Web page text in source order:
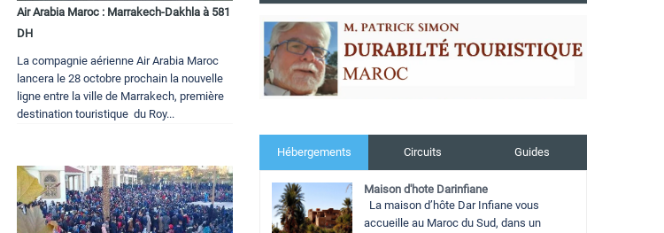
Air Arabia Maroc : Marrakech-Dakhla à 581
DH
La compagnie aérienne Air Arabia Maroc
lancera le 28 octobre prochain la nouvelle
ligne entre la ville de Marrakech, première
destination touristique du Roy...
Hébergements Circuits Guides
Maison d'hote Darinfiane
La maison d’hôte Dar Infiane vous
accueille au Maroc du Sud, dans un